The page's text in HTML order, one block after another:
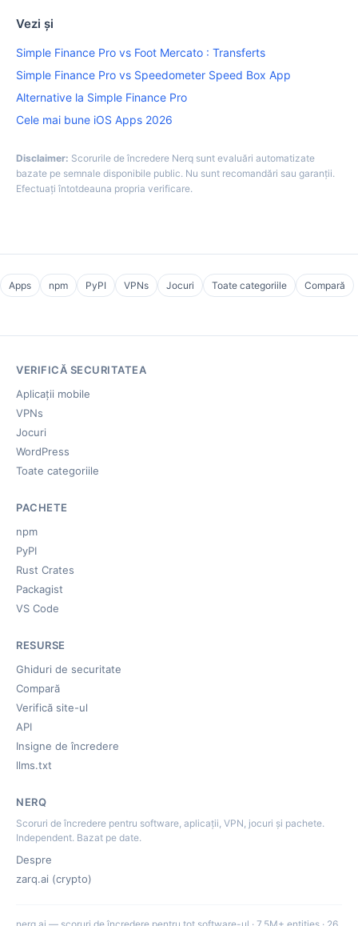
Vezi și
Simple Finance Pro vs Foot Mercato : Transferts
Simple Finance Pro vs Speedometer Speed Box App
Alternative la Simple Finance Pro
Cele mai bune iOS Apps 2026
Disclaimer: Scorurile de încredere Nerq sunt evaluări automatizate
bazate pe semnale disponibile public. Nu sunt recomandări sau garanții.
Efectuați întotdeauna propria verificare.
Apps npm PyPI VPNs Jocuri Toate categoriile Compară
VERIFICĂ SECURITATEA
Aplicații mobile
VPNs
Jocuri
WordPress
Toate categoriile
PACHETE
npm
PyPI
Rust Crates
Packagist
VS Code
RESURSE
Ghiduri de securitate
Compară
Verifică site-ul
API
Insigne de încredere
llms.txt
NERQ
Scoruri de încredere pentru software, aplicații, VPN, jocuri și pachete.
Independent. Bazat pe date.
Despre
zarq.ai (crypto)